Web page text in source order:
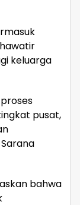
keluarga
pusat,
bahwa